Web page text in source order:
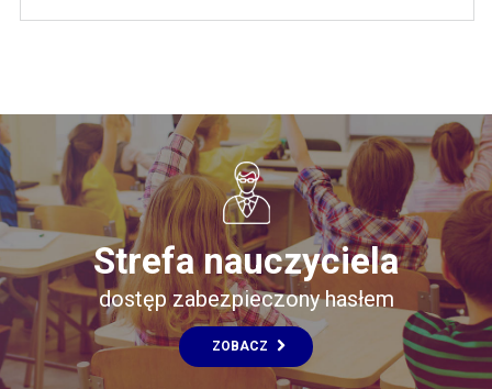
Strefa nauczyciela
dostęp zabezpieczony hasłem
ZOBACZ